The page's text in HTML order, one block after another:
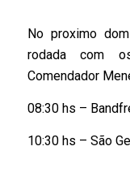
No proximo
rodada com
Comendador
08:30 hs –
10:30 hs – São